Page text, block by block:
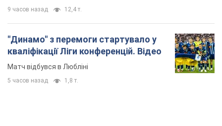
9 часов назад 12,4 т.
"Динамо" з перемоги стартувало у
кваліфікації Ліги конференцій. Відео
Матч відбувся в Любліні
5 часов назад 1,8 т.